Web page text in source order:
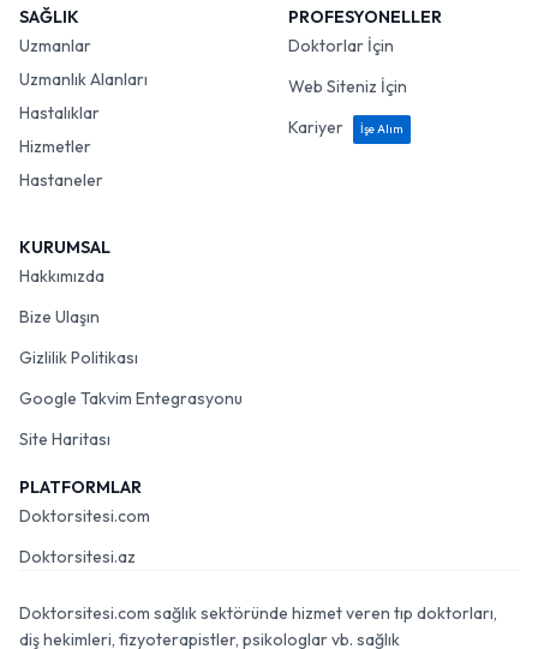
SAĞLIK
Uzmanlar
Uzmanlık Alanları
Hastalıklar
Hizmetler
Hastaneler
PROFESYONELLER
Doktorlar İçin
Web Siteniz İçin
Kariyer
İşe Alım
KURUMSAL
Hakkımızda
Bize Ulaşın
Gizlilik Politikası
Google Takvim Entegrasyonu
Site Haritası
PLATFORMLAR
Doktorsitesi.com
Doktorsitesi.az
Doktorsitesi.com sağlık sektöründe hizmet veren tıp doktorları,
diş hekimleri, fizyoterapistler, psikologlar vb. sağlık